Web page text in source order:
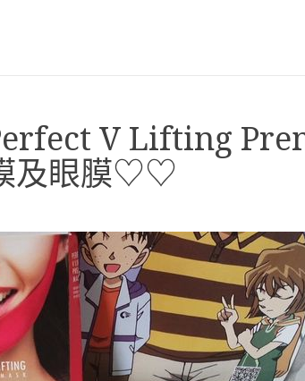
V Lifting
及眼膜♡♡